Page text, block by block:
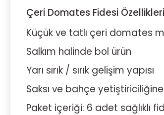
Çeri Domates Fidesi Özellikleri
Küçük ve tatlı çeri domates
Salkım halinde bol ürün
Yarı sırık / sırık gelişim yapısı
Saksı ve bahçe
Paket içeriği: 6 adet sağlıklı